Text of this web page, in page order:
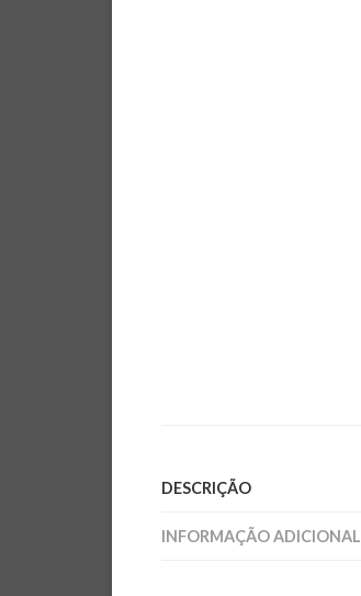
DESCRIÇÃO
INFORMAÇÃO ADICIONAL